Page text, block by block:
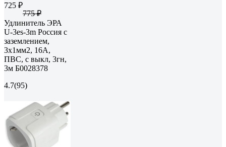
725 ₽
775 ₽
Удлинитель ЭРА
U-3es-3m Россия с
заземлением,
3x1мм2, 16A,
ПВС, с выкл, 3гн,
3м Б0028378
4.7(95)